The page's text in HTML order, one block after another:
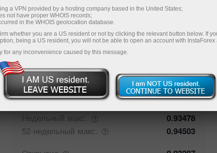
Купить
0.93435
0.93405
Мнение трейдеров
Закрытие
0.93286
Недельный макс.
0.93478
52-недельный макс.
0.94503
a VPN provided by a hosting company based in the United States;
not have proper WHOIS records;
in the WHOIS geolocation database.
whether you are a US resident or not by clicking the relevant button below. If
being a US resident, you will not be able to open an account with InstaForex
for any inconvenience caused by this message.